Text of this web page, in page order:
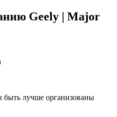
Geely | Major
лучше организованы